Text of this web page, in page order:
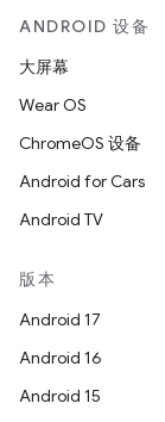
ANDROID 设备
大屏幕
Wear OS
ChromeOS 设备
Android for Cars
Android TV
版本
Android 17
Android 16
Android 15